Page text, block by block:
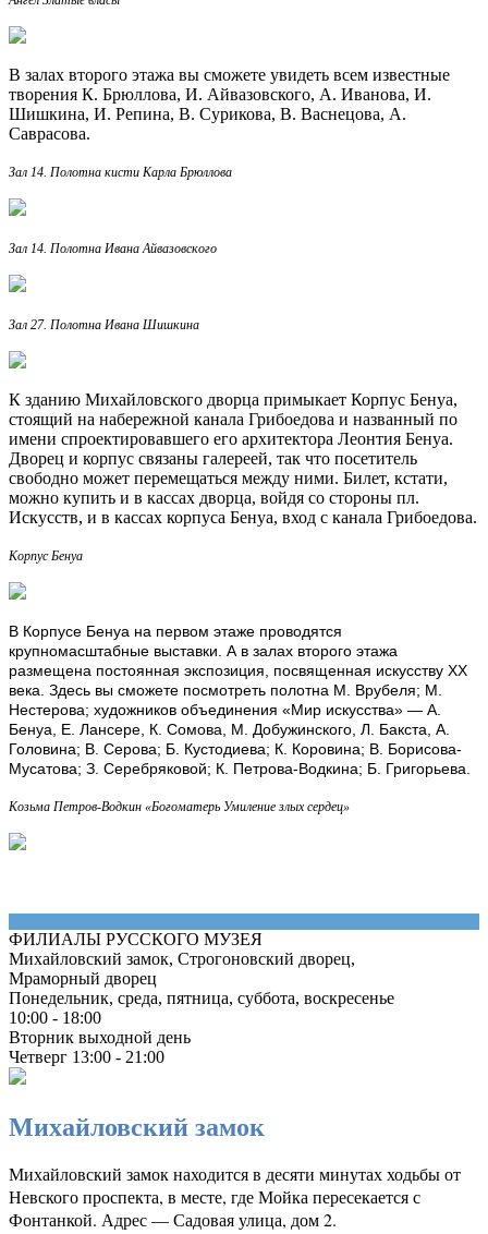
В залах второго этажа вы сможете увидеть всем известные
творения К. Брюллова, И. Айвазовского, А. Иванова, И.
Шишкина, И. Репина, В. Сурикова, В. Васнецова, А.
Саврасова.
Зал 14. Полотна кисти Карла Брюллова
Зал 14. Полотна Ивана Айвазовского
Зал 27. Полотна Ивана Шишкина
К зданию Михайловского дворца примыкает Корпус Бенуа,
стоящий на набережной канала Грибоедова и названный по
имени спроектировавшего его архитектора Леонтия Бенуа.
Дворец и корпус связаны галереей, так что посетитель
свободно может перемещаться между ними. Билет, кстати,
можно купить и в кассах дворца, войдя со стороны пл.
Искусств, и в кассах корпуса Бенуа, вход с канала Грибоедова.
Корпус Бенуа
В Корпусе Бенуа на первом этаже проводятся
крупномасштабные выставки. А в залах второго этажа
размещена постоянная экспозиция, посвященная искусству XX
века. Здесь вы сможете посмотреть полотна М. Врубеля; М.
Нестерова; художников объединения «Мир искусства» — А.
Бенуа, Е. Лансере, К. Сомова, М. Добужинского, Л. Бакста, А.
Головина; В. Серова; Б. Кустодиева; К. Коровина; В. Борисова-
Мусатова; З. Серебряковой; К. Петрова-Водкина; Б. Григорьева.
Козьма Петров-Водкин «Богоматерь Умиление злых сердец»
ФИЛИАЛЫ РУССКОГО МУЗЕЯ
Михайловский замок, Строгоновский дворец,
Мраморный дворец
Понедельник, среда, пятница, суббота, воскресенье
10:00 - 18:00
Вторник выходной день
Четверг 13:00 - 21:00
Михайловский замок
Михайловский замок находится в десяти минутах ходьбы от
Невского проспекта, в месте, где Мойка пересекается с
Фонтанкой. Адрес — Садовая улица, дом 2.